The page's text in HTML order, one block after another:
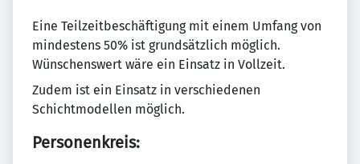
Eine Teilzeitbeschäftigung mit einem Umfang von
mindestens 50% ist grundsätzlich möglich.
Wünschenswert wäre ein Einsatz in Vollzeit.
Zudem ist ein Einsatz in verschiedenen
Schichtmodellen möglich.
Personenkreis: